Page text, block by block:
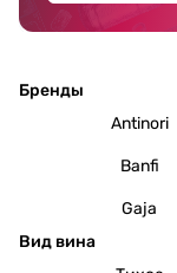
Бренды
Antinori
Banfi
Gaja
Вид вина